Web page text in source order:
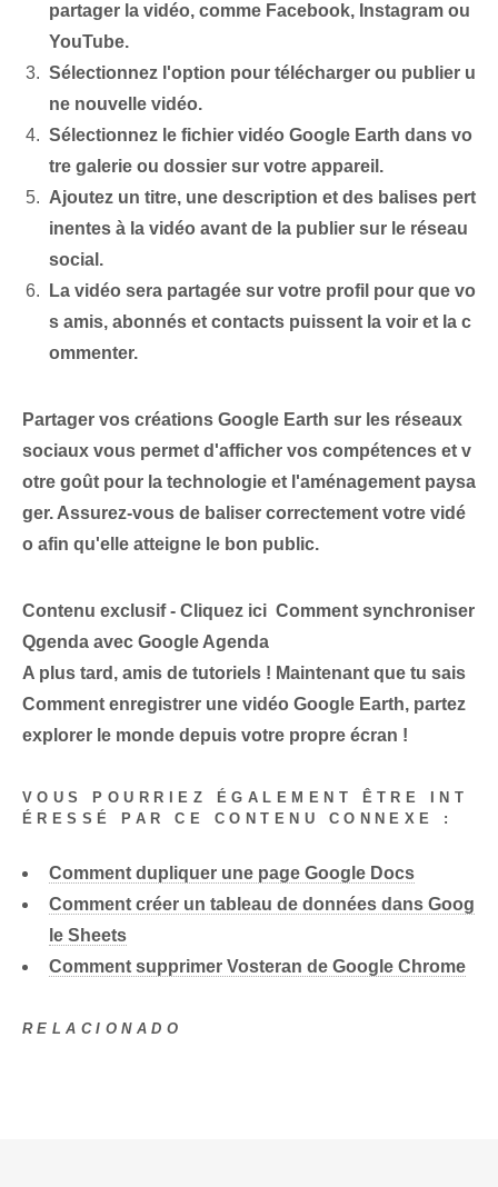
partager la vidéo, comme Facebook, Instagram ou
YouTube.
Sélectionnez l'option pour télécharger ou publier u
ne nouvelle vidéo.
Sélectionnez le fichier vidéo Google Earth dans vo
tre galerie ou dossier sur votre appareil.
Ajoutez un titre, une description et des balises pert
inentes à la vidéo avant de la publier sur le réseau
social.
La vidéo sera partagée sur votre profil pour que vo
s amis, abonnés et contacts puissent la voir et la c
ommenter.
Partager vos créations Google Earth sur les réseaux
sociaux vous permet d'afficher vos compétences et v
otre goût pour la technologie et l'aménagement paysa
ger. Assurez-vous de baliser correctement votre vidé
o afin qu'elle atteigne le bon public.
Contenu exclusif - Cliquez ici Comment synchroniser
Qgenda avec Google Agenda
A plus tard, amis de tutoriels ! Maintenant que tu sais
Comment enregistrer une vidéo Google Earth, partez
explorer le monde depuis votre propre écran !
VOUS POURRIEZ ÉGALEMENT ÊTRE INT
ÉRESSÉ PAR CE CONTENU CONNEXE :
Comment dupliquer une page Google Docs
Comment créer un tableau de données dans Goog
le Sheets
Comment supprimer Vosteran de Google Chrome
RELACIONADO